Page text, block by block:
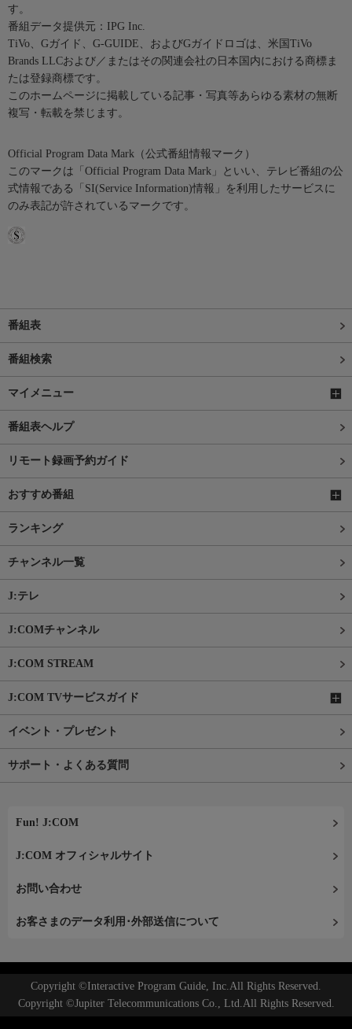
す。
番組データ提供元：IPG Inc.
TiVo、Gガイド、G-GUIDE、およびGガイドロゴは、米国TiVo
Brands LLCおよび／またはその関連会社の日本国内における商標ま
たは登録商標です。
このホームページに掲載している記事・写真等あらゆる素材の無断
複写・転載を禁じます。
Official Program Data Mark（公式番組情報マーク）
このマークは「Official Program Data Mark」といい、テレビ番組の公
式情報である「SI(Service Information)情報」を利用したサービスに
のみ表記が許されているマークです。
番組表
番組検索
マイメニュー
番組表ヘルプ
リモート録画予約ガイド
おすすめ番組
ランキング
チャンネル一覧
J:テレ
J:COMチャンネル
J:COM STREAM
J:COM TVサービスガイド
イベント・プレゼント
サポート・よくある質問
Fun! J:COM
J:COM オフィシャルサイト
お問い合わせ
お客さまのデータ利用･外部送信について
Copyright ©Interactive Program Guide, Inc.All Rights Reserved.
Copyright ©Jupiter Telecommunications Co., Ltd.All Rights Reserved.